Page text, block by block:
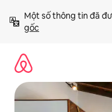
đến
Một số thông tin đã
gốc